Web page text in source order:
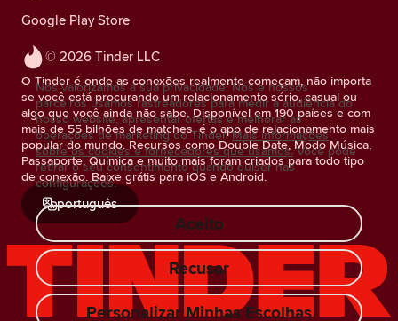
© 2026 Tinder LLC
O Tinder é onde as conexões realmente começam, não importa
se você está procurando um relacionamento sério, casual ou
algo que você ainda não sabe. Disponível em 190 países e com
mais de 55 bilhões de matches, é o app de relacionamento mais
popular do mundo. Recursos como Double Date, Modo Música,
Passaporte, Química e muito mais foram criados para todo tipo
de conexão. Baixe grátis para iOS e Android.
português
Google Play Store
Nós valorizamos a sua privacidade. Nós e nossos
parceiros usamos rastreadores para medir a audiência do
nosso website, apresentar ofertas e melhorar as
operações de marketing do Tinder. Mais informações
sobre os cookies e fornecedores que usamos. Você pode
retirar o seu consentimento quando quiser nas
configurações.
Aceito
Recusar
Personalizar Minhas Escolhas